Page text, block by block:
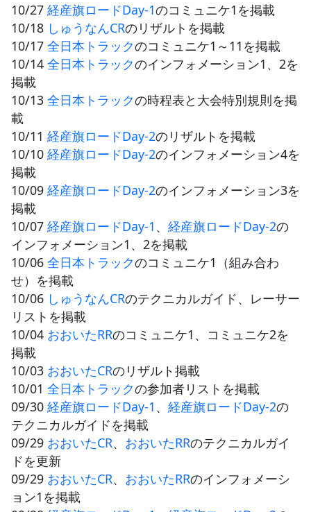
エントリー
JBCF ROAD SERIESとは
10/27 経産旗ロードDay-1のコミュニケ1を掲載
10/18 しゅうなんCRのリザルトを掲載
10/17 全日本トラックのコミュニケ1～11を掲載
10/14 全日本トラックのインフォメーション1、2を
掲載
10/13 全日本トラックの時程表と大会特別規則を掲
載
10/11 経産旗ロードDay-2のリザルトを掲載
10/10 経産旗ロードDay-2のインフォメーション4を
掲載
10/09 経産旗ロードDay-2のインフォメーション3を
掲載
10/07 経産旗ロードDay-1 、 経産旗ロードDay-2の
インフォメーション1、2を掲載
10/06 全日本トラックのコミュニケ1（組み合わ
せ）を掲載
10/06 しゅうなんCRのテクニカルガイド、レーサー
リストを掲載
10/04 おおいたRRのコミュニケ1、コミュニケ2を
掲載
10/03 おおいたCRのリザルト掲載
10/01 全日本トラックの参加者リストを掲載
09/30 経産旗ロードDay-1 、 経産旗ロードDay-2の
テクニカルガイドを掲載
09/29 おおいたCR、 おおいたRRのテクニカルガイ
ドを更新
09/29 おおいたCR、 おおいたRRのインフォメーシ
ョン1を掲載